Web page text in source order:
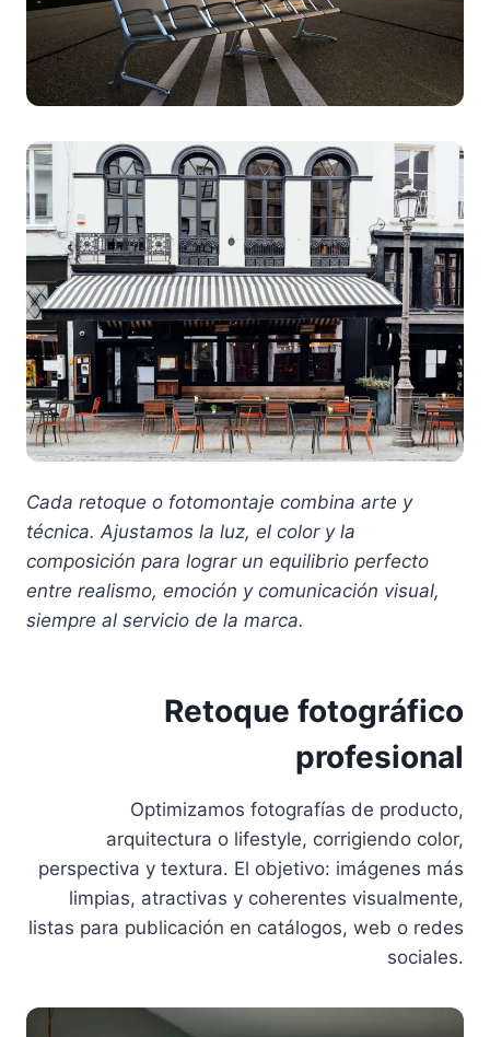
Cada retoque o fotomontaje combina arte y
técnica. Ajustamos la luz, el color y la
composición para lograr un equilibrio perfecto
entre realismo, emoción y comunicación visual,
siempre al servicio de la marca.
Retoque fotográfico
profesional
Optimizamos fotografías de producto,
arquitectura o lifestyle, corrigiendo color,
perspectiva y textura. El objetivo: imágenes más
limpias, atractivas y coherentes visualmente,
listas para publicación en catálogos, web o redes
sociales.